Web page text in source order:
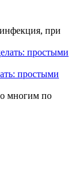
при
простыми
многим по